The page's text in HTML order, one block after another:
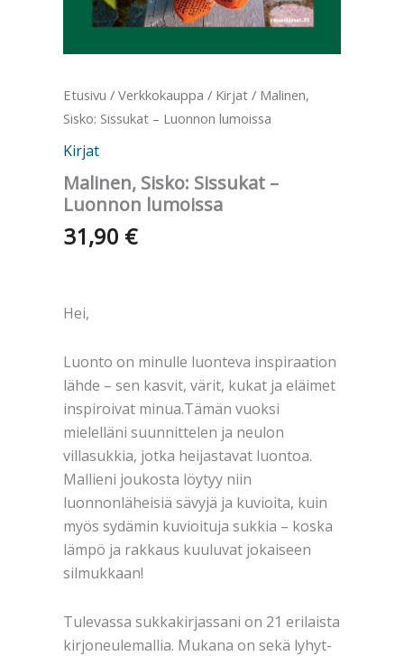
Etusivu / Verkkokauppa / Kirjat / Malinen,
Sisko: Sissukat – Luonnon lumoissa
Kirjat
Malinen, Sisko: Sissukat –
Luonnon lumoissa
31,90 €
Hei,
Luonto on minulle luonteva inspiraation
lähde – sen kasvit, värit, kukat ja eläimet
inspiroivat minua.Tämän vuoksi
mielelläni suunnittelen ja neulon
villasukkia, jotka heijastavat luontoa.
Mallieni joukosta löytyy niin
luonnonläheisiä sävyjä ja kuvioita, kuin
myös sydämin kuvioituja sukkia – koska
lämpö ja rakkaus kuuluvat jokaiseen
silmukkaan!
Tulevassa sukkakirjassani on 21 erilaista
kirjoneulemallia. Mukana on sekä lyhyt-